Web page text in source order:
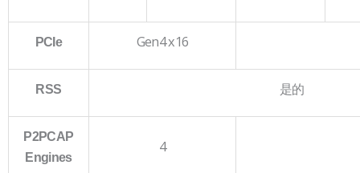
PCIe Gen4 x16
RSS 是的
P2PCAP
Engines
4